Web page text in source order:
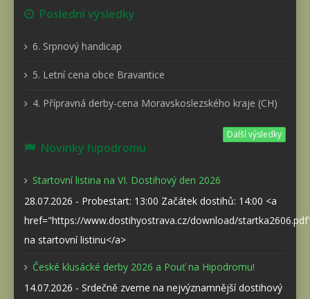
Poslední výsledky
6. Srpnový handicap
5. Letní cena obce Bravantice
4. Přípravná derby-cena Moravskoslezského kraje (CH)
Další výsledky
Novinky hipodromu
Startovní listina na VI. Dostihový den 2026
28.07.2026 - Probestart: 13:00 Začátek dostihů: 14:00 <a
href="https://www.dostihyostrava.cz/download/
na startovní listinu</a>
České klusácké derby 2026 a Pouť na Hipodromu!
14.07.2026 - Srdečně zveme na nejvýznamnější dostihový